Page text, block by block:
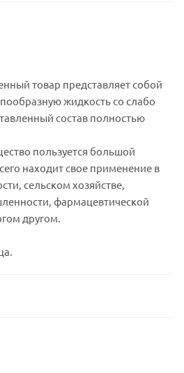
товар представляет собой
жидкость со слабо
состав полностью
пользуется большой
находит свое применение в
сельском хозяйстве,
фармацевтической
другом.